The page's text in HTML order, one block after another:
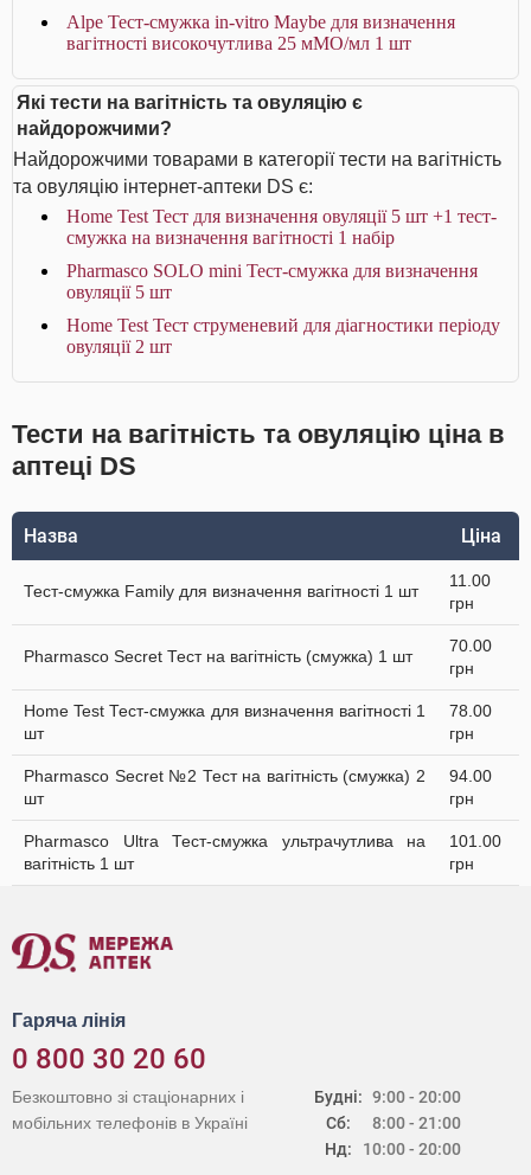
Alpe Тест-смужка in-vitro Maybe для визначення
вагітності високочутлива 25 мМО/мл 1 шт
Які тести на вагітність та овуляцію є
найдорожчими?
Найдорожчими товарами в категорії тести на вагітність
та овуляцію інтернет-аптеки DS є:
Home Test Тест для визначення овуляції 5 шт +1 тест-
смужка на визначення вагітності 1 набір
Pharmasco SOLO mini Тест-смужка для визначення
овуляції 5 шт
Home Test Тест струменевий для діагностики періоду
овуляції 2 шт
Тести на вагітність та овуляцію ціна в
аптеці DS
Назва Ціна
Тест-смужка Family для визначення вагітності 1 шт
11.00
грн
Pharmasco Secret Тест на вагітність (смужка) 1 шт
70.00
грн
Home Test Тест-смужка для визначення вагітності 1
шт
78.00
грн
Pharmasco Secret №2 Тест на вагітність (смужка) 2
шт
94.00
грн
Pharmasco Ultra Тест-смужка ультрачутлива на
вагітність 1 шт
101.00
грн
Гаряча лінія
0 800 30 20 60
Будні:
Сб:
Нд:
9:00 - 20:00
8:00 - 21:00
10:00 - 20:00
Безкоштовно зі стаціонарних і
мобільних телефонів в Україні